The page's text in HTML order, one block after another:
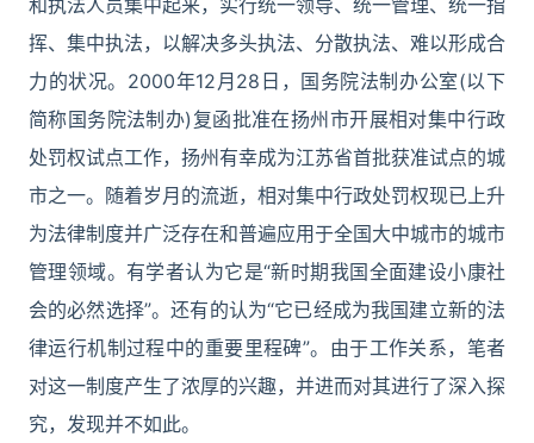
和执法人员集中起来，实行统一领导、统一管理、统一指
挥、集中执法，以解决多头执法、分散执法、难以形成合
力的状况。2000年12月28日，国务院法制办公室(以下
简称国务院法制办)复函批准在扬州市开展相对集中行政
处罚权试点工作，扬州有幸成为江苏省首批获准试点的城
市之一。随着岁月的流逝，相对集中行政处罚权现已上升
为法律制度并广泛存在和普遍应用于全国大中城市的城市
管理领域。有学者认为它是“新时期我国全面建设小康社
会的必然选择”。还有的认为“它已经成为我国建立新的法
律运行机制过程中的重要里程碑”。由于工作关系，笔者
对这一制度产生了浓厚的兴趣，并进而对其进行了深入探
究，发现并不如此。